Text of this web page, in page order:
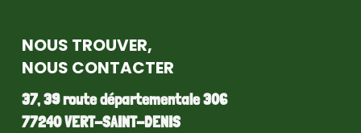
NOUS TROUVER,
NOUS CONTACTER
37, 39 route départementale 306
77240 VERT-SAINT-DENIS